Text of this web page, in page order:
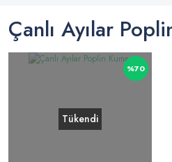
Çanlı Ayılar
%70
Tükendi